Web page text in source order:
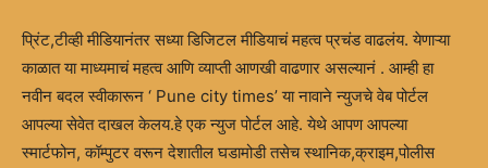
प्रिंट,टीव्ही मीडियानंतर सध्या डिजिटल मीडियाचं महत्व प्रचंड वाढलंय. येणाऱ्या
काळात या माध्यमाचं महत्व आणि व्याप्ती आणखी वाढणार असल्यानं . आम्ही हा
नवीन बदल स्वीकारून ‘ Pune city times’ या नावाने न्युजचे वेब पोर्टल
आपल्या सेवेत दाखल केलय.हे एक न्युज पोर्टल आहे. येथे आपण आपल्या
स्मार्टफोन, कॉम्पुटर वरून देशातील घडामोडी तसेच स्थानिक,क्राइम,पोलीस